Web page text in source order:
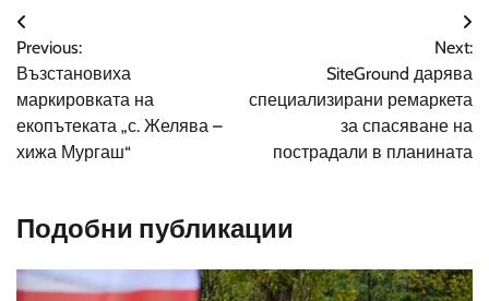
Навигация
Previous:
Възстановиха
маркировката на
екопътеката „с. Желява –
хижа Мургаш“
Next:
SiteGround дарява
специализирани ремаркета
за спасяване на
пострадали в планината
Подобни публикации